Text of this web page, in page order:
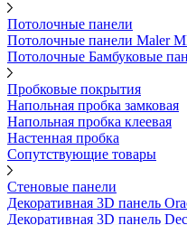
Потолочные панели
Потолочные панели Maler
Потолочные Бамбуковые
Пробковые покрытия
Напольная пробка замковая
Напольная пробка клеевая
Настенная пробка
Сопутствующие товары
Стеновые панели
Декоративная 3D панель
Декоративная 3D панель